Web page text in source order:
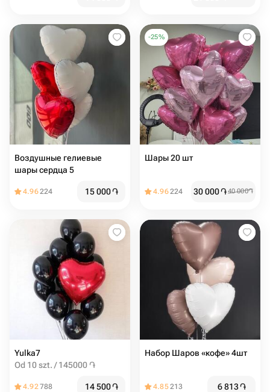
Воздушные гелиевые
шары сердца 5️
4.96224 15 000֏
-25%
Шары 20 шт
4.96224 30 000֏40 000֏
Yulka7
Od 10 szt. / 145000 ֏
4.92788 14 500֏
Набор Шаров «кофе» 4шт
4.85213 6 813֏